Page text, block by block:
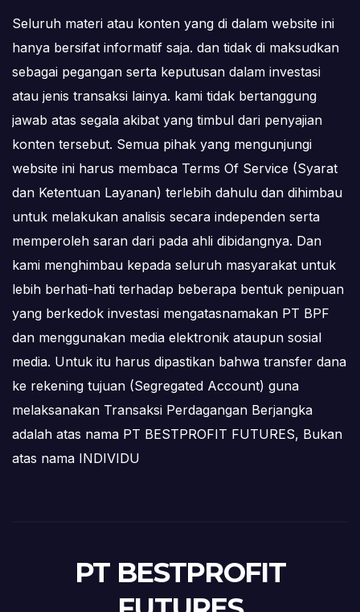
Seluruh materi atau konten yang di dalam website ini
hanya bersifat informatif saja. dan tidak di maksudkan
sebagai pegangan serta keputusan dalam investasi
atau jenis transaksi lainya. kami tidak bertanggung
jawab atas segala akibat yang timbul dari penyajian
konten tersebut. Semua pihak yang mengunjungi
website ini harus membaca Terms Of Service (Syarat
dan Ketentuan Layanan) terlebih dahulu dan dihimbau
untuk melakukan analisis secara independen serta
memperoleh saran dari pada ahli dibidangnya. Dan
kami menghimbau kepada seluruh masyarakat untuk
lebih berhati-hati terhadap beberapa bentuk penipuan
yang berkedok investasi mengatasnamakan PT BPF
dan menggunakan media elektronik ataupun sosial
media. Untuk itu harus dipastikan bahwa transfer dana
ke rekening tujuan (Segregated Account) guna
melaksanakan Transaksi Perdagangan Berjangka
adalah atas nama PT BESTPROFIT FUTURES, Bukan
atas nama INDIVIDU
PT BESTPROFIT